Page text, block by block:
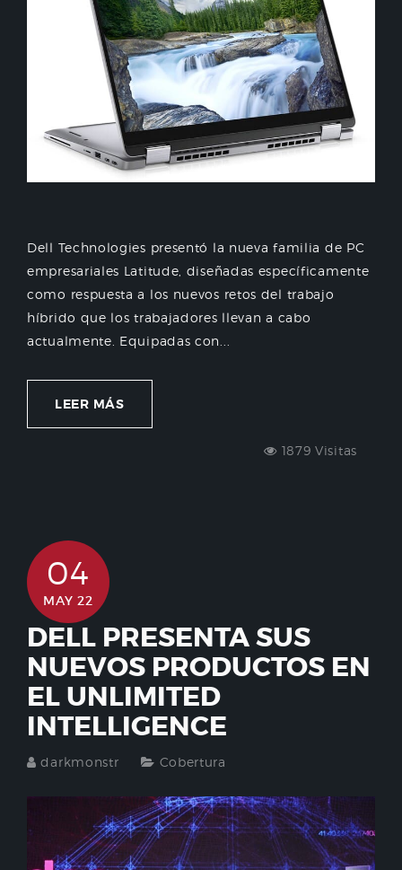
Dell Technologies presentó la nueva familia de PC
empresariales Latitude, diseñadas específicamente
como respuesta a los nuevos retos del trabajo
híbrido que los trabajadores llevan a cabo
actualmente. Equipadas con...
LEER MÁS
1879 Visitas
04
MAY 22
DELL PRESENTA SUS
NUEVOS PRODUCTOS EN
EL UNLIMITED
INTELLIGENCE
darkmonstr Cobertura